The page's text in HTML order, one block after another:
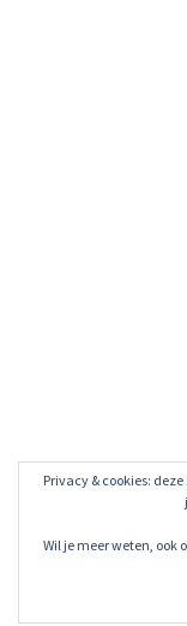
Privacy & cookies:
Wil je meer weten, ook